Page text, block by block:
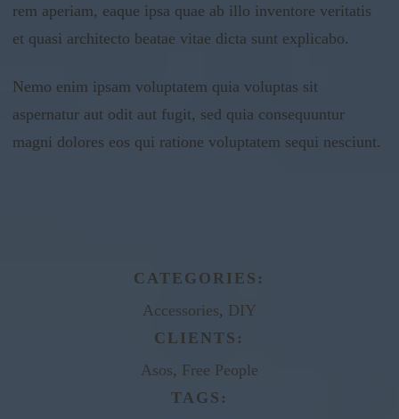
rem aperiam, eaque ipsa quae ab illo inventore veritatis
et quasi architecto beatae vitae dicta sunt explicabo.
Nemo enim ipsam voluptatem quia voluptas sit
aspernatur aut odit aut fugit, sed quia consequuntur
magni dolores eos qui ratione voluptatem sequi nesciunt.
CATEGORIES:
Accessories, DIY
CLIENTS:
Asos, Free People
TAGS: